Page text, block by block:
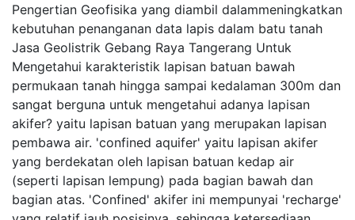
Pengertian Geofisika yang diambil dalammeningkatkan
kebutuhan penanganan data lapis dalam batu tanah
Jasa Geolistrik Gebang Raya Tangerang Untuk
Mengetahui karakteristik lapisan batuan bawah
permukaan tanah hingga sampai kedalaman 300m dan
sangat berguna untuk mengetahui adanya lapisan
akifer? yaitu lapisan batuan yang merupakan lapisan
pembawa air. 'confined aquifer' yaitu lapisan akifer
yang berdekatan oleh lapisan batuan kedap air
(seperti lapisan lempung) pada bagian bawah dan
bagian atas. 'Confined' akifer ini mempunyai 'recharge'